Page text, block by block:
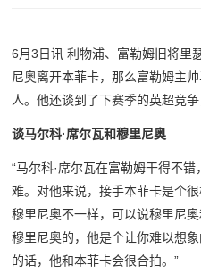
6月3日讯 利物浦、富勒姆旧将里
尼奥离开本菲卡，那么富勒姆主
人。他还谈到了下赛季的英超竞
谈马尔科·席尔瓦和穆里尼奥
“马尔科·席尔瓦在富勒姆干得不
难。对他来说，接手本菲卡是个
穆里尼奥不一样，可以说穆里尼
穆里尼奥的，他是个让你难以想
的话，他和本菲卡会很合拍。”